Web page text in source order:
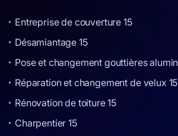
Entreprise de couverture 15
Désamiantage 15
Pose et changement gouttières
Réparation et changement de velux 15
Rénovation de toiture 15
Charpentier 15